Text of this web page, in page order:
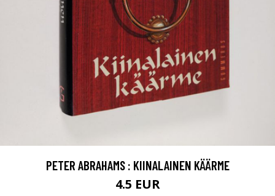
PETER ABRAHAMS : KIINALAINEN KÄÄRME
4.5 EUR